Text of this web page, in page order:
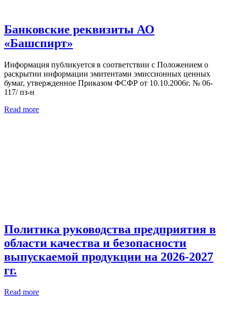
Банковские реквизиты АО
«Башспирт»
Информация публикуется в соответствии с Положением о
раскрытии информации эмитентами эмиссионных ценных
бумаг, утвержденное Приказом ФСФР от 10.10.2006г. № 06-
117/ пз-н
Read more
Политика руководства предприятия в
области качества и безопасности
выпускаемой продукции на 2026-2027
гг.
Read more